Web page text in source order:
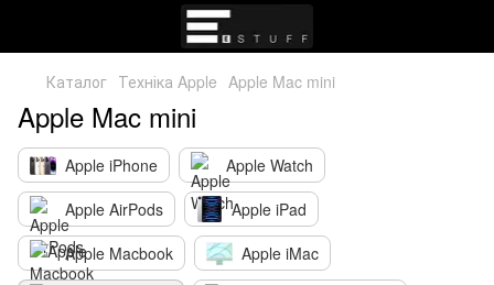
Каталог Техніка Apple Apple Mac mini
Apple Mac mini
Apple iPhone
Apple Watch
Apple AirPods
Apple iPad
Apple Macbook
Apple iMac